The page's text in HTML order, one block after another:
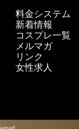
料金システム
新着情報
コスプレ一覧
メルマガ
リンク
女性求人